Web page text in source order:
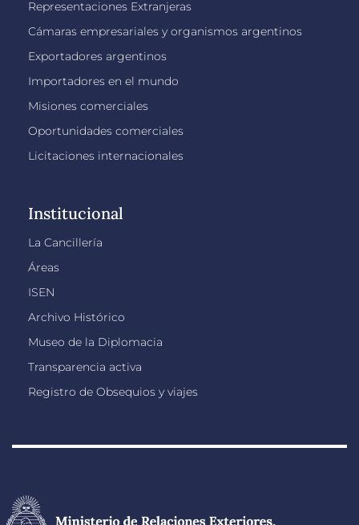
Representaciones Extranjeras
Cámaras empresariales y organismos argentinos
Exportadores argentinos
Importadores en el mundo
Misiones comerciales
Oportunidades comerciales
Licitaciones internacionales
Institucional
La Cancillería
Áreas
ISEN
Archivo Histórico
Museo de la Diplomacia
Transparencia activa
Registro de Obsequios y viajes